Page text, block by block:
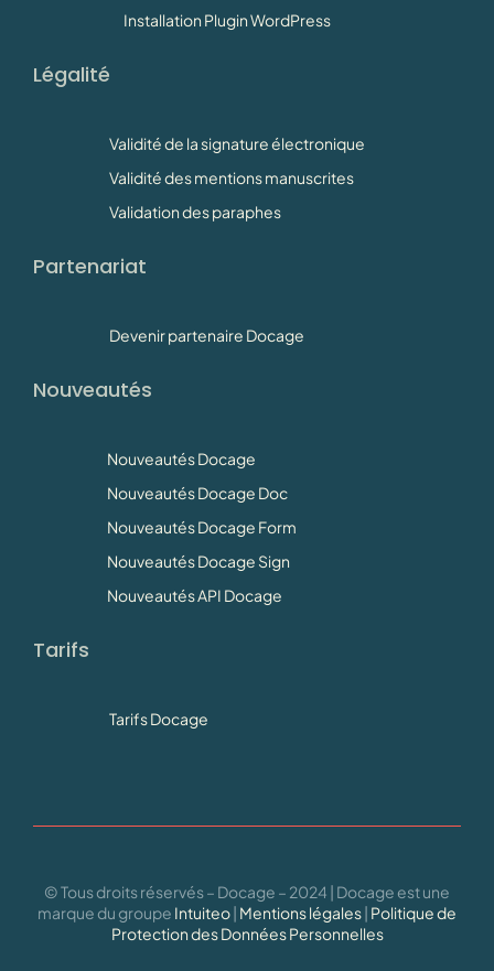
Installation Plugin WordPress
Légalité
Validité de la signature électronique
Validité des mentions manuscrites
Validation des paraphes
Partenariat
Devenir partenaire Docage
Nouveautés
Nouveautés Docage
Nouveautés Docage Doc
Nouveautés Docage Form
Nouveautés Docage Sign
Nouveautés API Docage
Tarifs
Tarifs Docage
© Tous droits réservés – Docage – 2024 | Docage est une
marque du groupe Intuiteo| Mentions légales| Politique de
Protection des Données Personnelles